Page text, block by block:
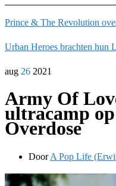
Prince & The Revolution
Urban Heroes brachten hun
aug 26 2021
Army Of
ultracamp
Overdose
DoorA Pop Life